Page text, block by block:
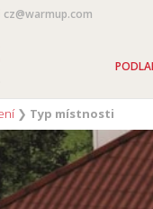
cz@warmup.com
❯ Typ místnosti